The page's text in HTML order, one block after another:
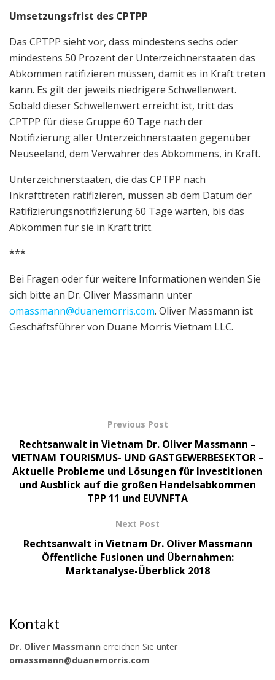
Umsetzungsfrist des CPTPP
Das CPTPP sieht vor, dass mindestens sechs oder
mindestens 50 Prozent der Unterzeichnerstaaten das
Abkommen ratifizieren müssen, damit es in Kraft treten
kann. Es gilt der jeweils niedrigere Schwellenwert.
Sobald dieser Schwellenwert erreicht ist, tritt das
CPTPP für diese Gruppe 60 Tage nach der
Notifizierung aller Unterzeichnerstaaten gegenüber
Neuseeland, dem Verwahrer des Abkommens, in Kraft.
Unterzeichnerstaaten, die das CPTPP nach
Inkrafttreten ratifizieren, müssen ab dem Datum der
Ratifizierungsnotifizierung 60 Tage warten, bis das
Abkommen für sie in Kraft tritt.
***
Bei Fragen oder für weitere Informationen wenden Sie
sich bitte an Dr. Oliver Massmann unter
omassmann@duanemorris.com. Oliver Massmann ist
Geschäftsführer von Duane Morris Vietnam LLC.
Previous Post
Rechtsanwalt in Vietnam Dr. Oliver Massmann –
VIETNAM TOURISMUS- UND GASTGEWERBESEKTOR –
Aktuelle Probleme und Lösungen für Investitionen
und Ausblick auf die großen Handelsabkommen
TPP 11 und EUVNFTA
Next Post
Rechtsanwalt in Vietnam Dr. Oliver Massmann
Öffentliche Fusionen und Übernahmen:
Marktanalyse-Überblick 2018
Kontakt
Dr. Oliver Massmann erreichen Sie unter
omassmann@duanemorris.com